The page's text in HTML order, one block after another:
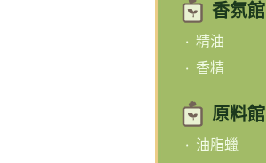
香氛館
精油
香精
原料館
油脂蠟